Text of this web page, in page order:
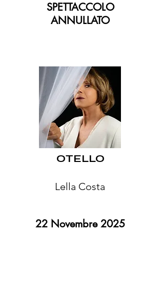
SPETTACCOLO
ANNULLATO
OTELLO
Lella Costa
22 Novembre 2025